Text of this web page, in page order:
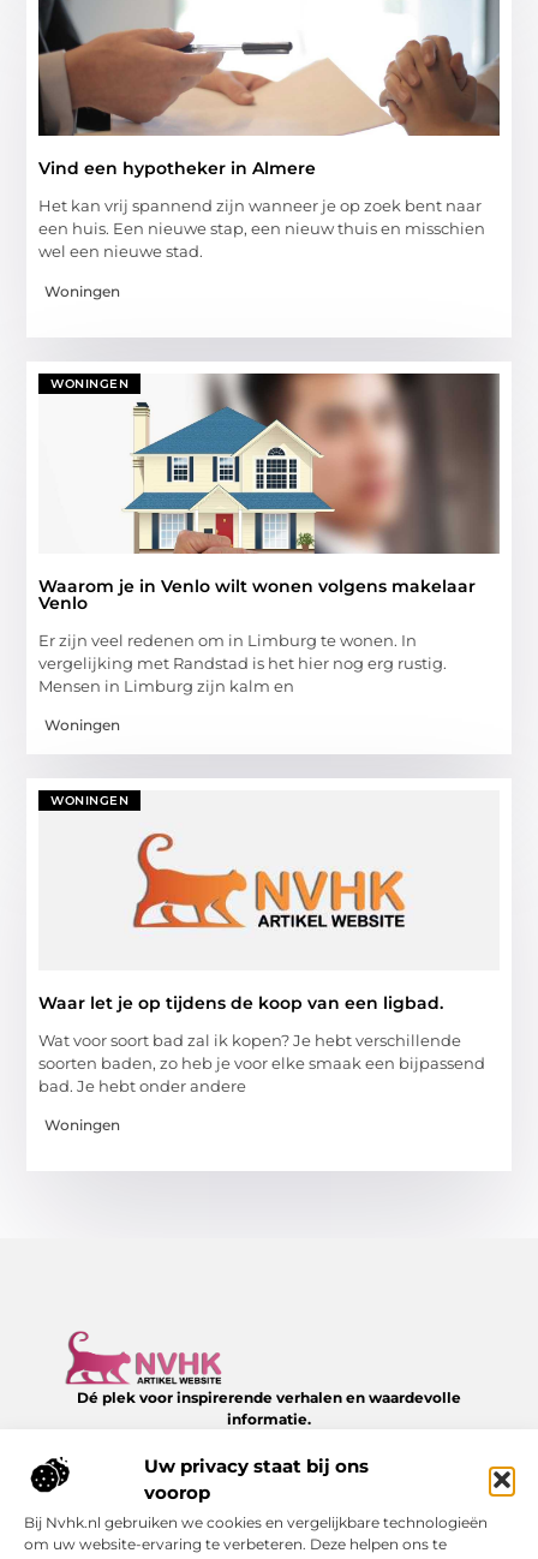
Uw privacy staat bij ons
voorop
Bij Nvhk.nl gebruiken we cookies en vergelijkbare technologieën
om uw website-ervaring te verbeteren. Deze helpen ons te
Vind een hypotheker in Almere
Het kan vrij spannend zijn wanneer je op zoek bent naar
een huis. Een nieuwe stap, een nieuw thuis en misschien
wel een nieuwe stad.
Woningen
WONINGEN
Waarom je in Venlo wilt wonen volgens makelaar
Venlo
Er zijn veel redenen om in Limburg te wonen. In
vergelijking met Randstad is het hier nog erg rustig.
Mensen in Limburg zijn kalm en
Woningen
WONINGEN
Waar let je op tijdens de koop van een ligbad.
Wat voor soort bad zal ik kopen? Je hebt verschillende
soorten baden, zo heb je voor elke smaak een bijpassend
bad. Je hebt onder andere
Woningen
Dé plek voor inspirerende verhalen en waardevolle
informatie.
dagelijks leven – van slimme tips tot verrassende inzichten,
allemaal te vinden op NVHK.nl.
Onze informatie